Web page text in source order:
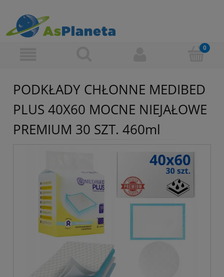
PODKŁADY CHŁONNE MEDIBED
PLUS 40X60 MOCNE NIEJAŁOWE
PREMIUM 30 SZT. 460ml